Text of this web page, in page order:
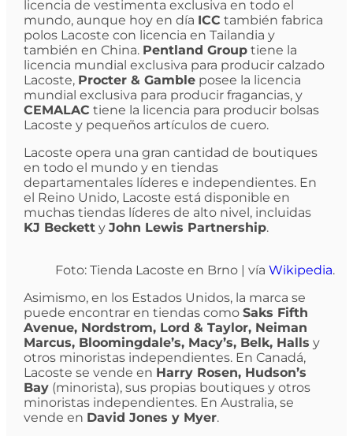
licencia de vestimenta exclusiva en todo el
mundo, aunque hoy en día ICC también fabrica
polos Lacoste con licencia en Tailandia y
también en China. Pentland Grouptiene la
licencia mundial exclusiva para producir calzado
Lacoste, Procter & Gambleposee la licencia
mundial exclusiva para producir fragancias, y
CEMALAC tiene la licencia para producir bolsas
Lacoste y pequeños artículos de cuero.
Lacoste opera una gran cantidad de boutiques
en todo el mundo y en tiendas
departamentales líderes e independientes. En
el Reino Unido, Lacoste está disponible en
muchas tiendas líderes de alto nivel, incluidas
KJ Becketty John Lewis Partnership.
Foto: Tienda Lacoste en Brno | vía Wikipedia.
Asimismo, en los Estados Unidos, la marca se
puede encontrar en tiendas como Saks Fifth
Avenue, Nordstrom, Lord & Taylor, Neiman
Marcus, Bloomingdale’s, Macy’s, Belk, Halls y
otros minoristas independientes. En Canadá,
Lacoste se vende en Harry Rosen, Hudson’s
Bay(minorista), sus propias boutiques y otros
minoristas independientes. En Australia, se
vende en David Jones y Myer.